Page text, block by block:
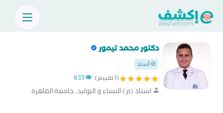
دكتور محمد تيمور
أستاذ
(1 تقييم) 833
استاذ (م) النساء و التوليد، جامعة القاهرة